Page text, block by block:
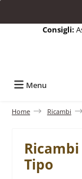
Passa al contenuto
Consigli:
Menu
Home Ricambi
Tipo